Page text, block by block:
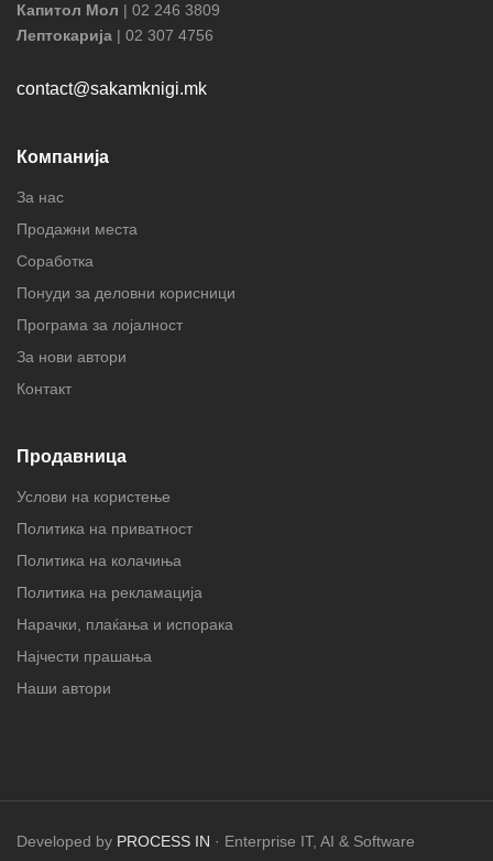
Капитол Мол | 02 246 3809
Лептокарија | 02 307 4756
contact@sakamknigi.mk
Компанија
За нас
Продажни места
Соработка
Понуди за деловни корисници
Програма за лојалност
За нови автори
Контакт
Продавница
Услови на користење
Политика на приватност
Политика на колачиња
Политика на рекламација
Нарачки, плаќања и испорака
Најчести прашања
Наши автори
Developed by PROCESS IN · Enterprise IT, AI & Software